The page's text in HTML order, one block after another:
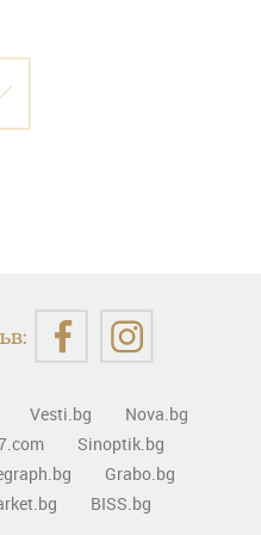
Vesti.bg
Nova.bg
Sinoptik.bg
Grabo.bg
BISS.bg